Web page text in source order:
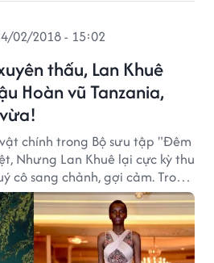
thấu, Lan Khuê
Hoàn vũ Tanzania,
02/2018 - 15:02
chính trong Bộ sưu tập "Đêm
Nhưng Lan Khuê lại cực kỳ thu
cô sang chảnh, gợi cảm. Trong
Tanzania 2017 lại nhạt nhòa,
thô kệch, nam tính.